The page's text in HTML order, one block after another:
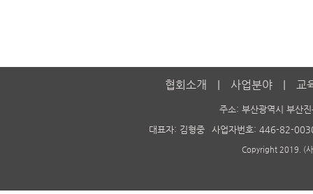
협회소개 사업분야 교
주소: 부산광역시 부산
대표자: 김형중
사업자번호: 446-82-
Copyright 2019. (사